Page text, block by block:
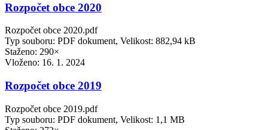
Rozpočet obce 2020
Rozpočet obce 2020.pdf
Typ souboru: PDF dokument, Velikost: 882,94 kB
Staženo: 290×
Vloženo: 16. 1. 2024
Rozpočet obce 2019
Rozpočet obce 2019.pdf
Typ souboru: PDF dokument, Velikost: 1,1 MB